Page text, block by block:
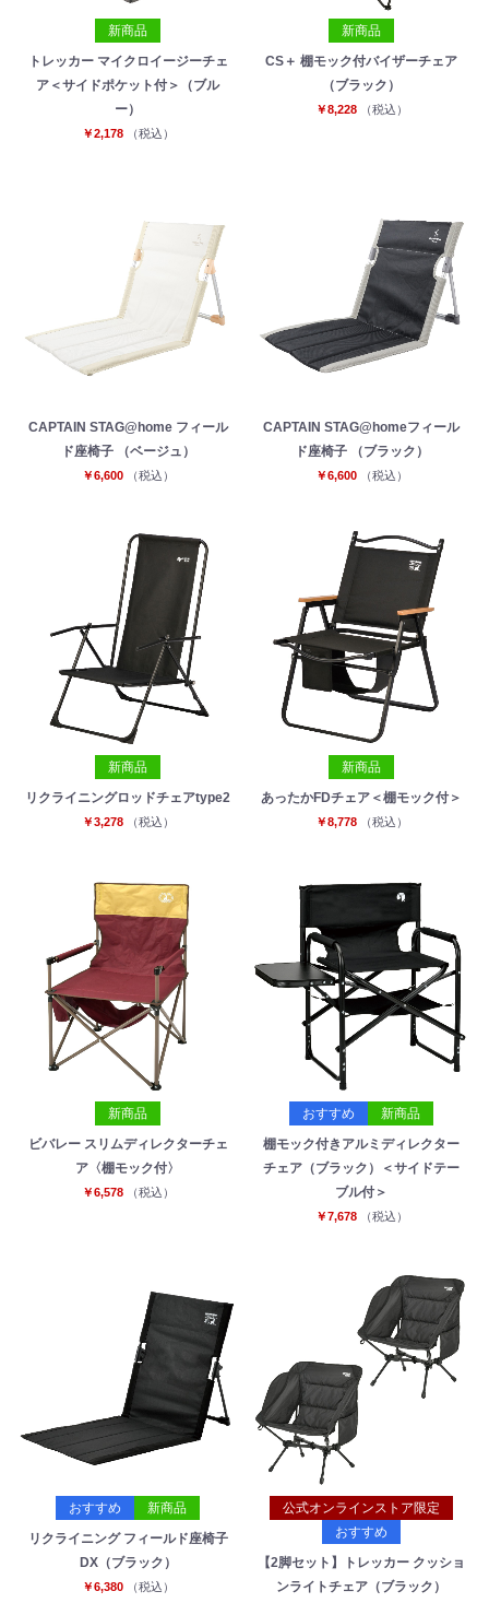
新商品
トレッカー マイクロイージーチェ
ア＜サイドポケット付＞（ブル
ー）
￥2,178 （税込）
新商品
CS＋ 棚モック付バイザーチェア
（ブラック）
￥8,228 （税込）
CAPTAIN STAG@home フィール
ド座椅子 （ベージュ）
￥6,600 （税込）
CAPTAIN STAG@homeフィール
ド座椅子 （ブラック）
￥6,600 （税込）
新商品
リクライニングロッドチェアtype2
￥3,278 （税込）
新商品
あったかFDチェア＜棚モック付＞
￥8,778 （税込）
新商品
ビバレー スリムディレクターチェ
ア〈棚モック付〉
￥6,578 （税込）
おすすめ 新商品
棚モック付きアルミディレクター
チェア（ブラック）＜サイドテー
ブル付＞
￥7,678 （税込）
おすすめ 新商品
リクライニング フィールド座椅子
DX（ブラック）
￥6,380 （税込）
公式オンラインストア限定
おすすめ
【2脚セット】トレッカー クッショ
ンライトチェア（ブラック）